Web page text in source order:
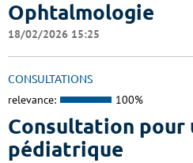
Ophtalmologie
18/02/2026 15:25
CONSULTATIONS
relevance: 100%
Consultation pour
pédiatrique